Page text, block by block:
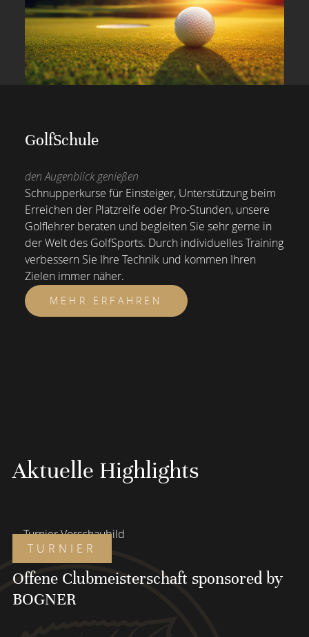
GolfSchule
den Augenblick genießen
Schnupperkurse für Einsteiger, Unterstützung beim
Erreichen der Platzreife oder Pro-Stunden, unsere
Golflehrer beraten und begleiten Sie sehr gerne in
der Welt des GolfSports. Durch individuelles Training
verbessern Sie Ihre Technik und kommen Ihren
Zielen immer näher.
MEHR ERFAHREN
Aktuelle Highlights
TURNIER
Offene Clubmeisterschaft sponsored by
BOGNER